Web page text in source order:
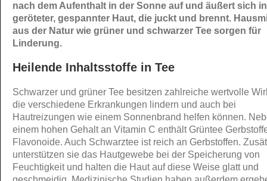
nach dem Aufenthalt in der Sonne auf und äußert sich in
geröteter, gespannter Haut, die juckt und brennt.
aus der Natur wie grüner und schwarzer Tee sorgen für
Linderung.
Heilende Inhaltsstoffe in Tee
Schwarzer und grüner Tee besitzen zahlreiche wertvolle
die verschiedene Erkrankungen lindern und auch bei
Hautreizungen wie einem Sonnenbrand helfen können.
einem hohen Gehalt an Vitamin C enthält Grüntee
Flavonoide. Auch Schwarztee ist reich an Gerbstoffen.
unterstützen sie das Hautgewebe bei der Speicherung von
Feuchtigkeit und halten die Haut auf diese Weise glatt und